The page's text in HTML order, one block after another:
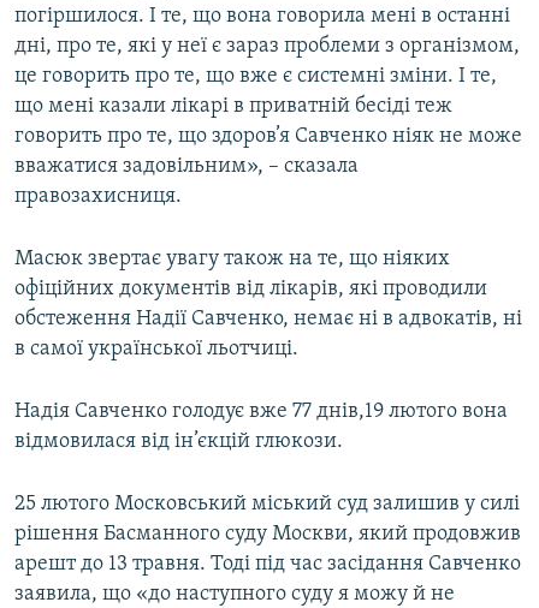
погіршилося. І те, що вона говорила мені в останні
дні, про те, які у неї є зараз проблеми з організмом,
це говорить про те, що вже є системні зміни. І те,
що мені казали лікарі в приватній бесіді теж
говорить про те, що здоров’я Савченко ніяк не може
вважатися задовільним», – сказала
правозахисниця.
Масюк звертає увагу також на те, що ніяких
офіційних документів від лікарів, які проводили
обстеження Надії Савченко, немає ні в адвокатів, ні
в самої української льотчиці.
Надія Савченко голодує вже 77 днів,19 лютого вона
відмовилася від ін’єкцій глюкози.
25 лютого Московський міський суд залишив у силі
рішення Басманного суду Москви, який продовжив
арешт до 13 травня. Тоді під час засідання Савченко
заявила, що «до наступного суду я можу й не